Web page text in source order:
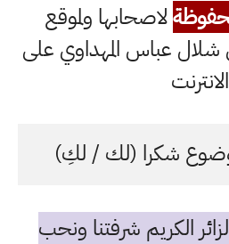
لاصحابها ولموقع
شلال عباس المهداوي على
الانترنت
شكرا (لك / لكِ)
الكريم شرفتنا ونحب